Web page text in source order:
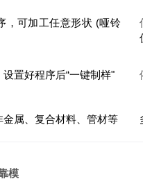
， 可加工任意形状 (哑铃
低
仅
设置好程序后“一键制样" 依
金属 、复合材料 、管材等 多
模